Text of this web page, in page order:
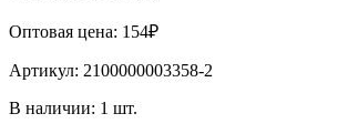
Оптовая цена: 154₽
Артикул: 2100000003358-2
В наличии: 1 шт.